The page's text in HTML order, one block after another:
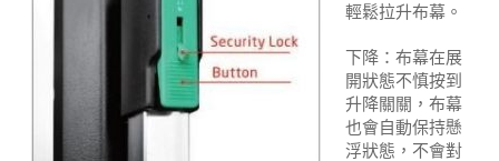
輕鬆拉升布幕。
下降：布幕在展
開狀態不慎按到
升降關關，布幕
也會自動保持懸
浮狀態，不會對